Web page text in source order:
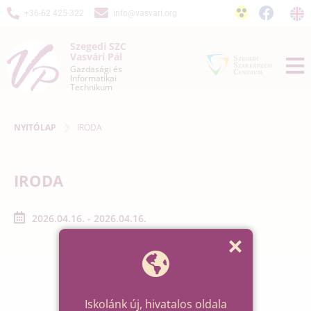
+36-62 425-322 info@vasvari.org
Szegedi SZC
Vasvári Pál
Gazdasági és
Informatikai
Technikum
NYITÓLAP IRODA
IRODA
2026.04.16. - 2026.04.16.
Iskolánk új, hivatalos oldala